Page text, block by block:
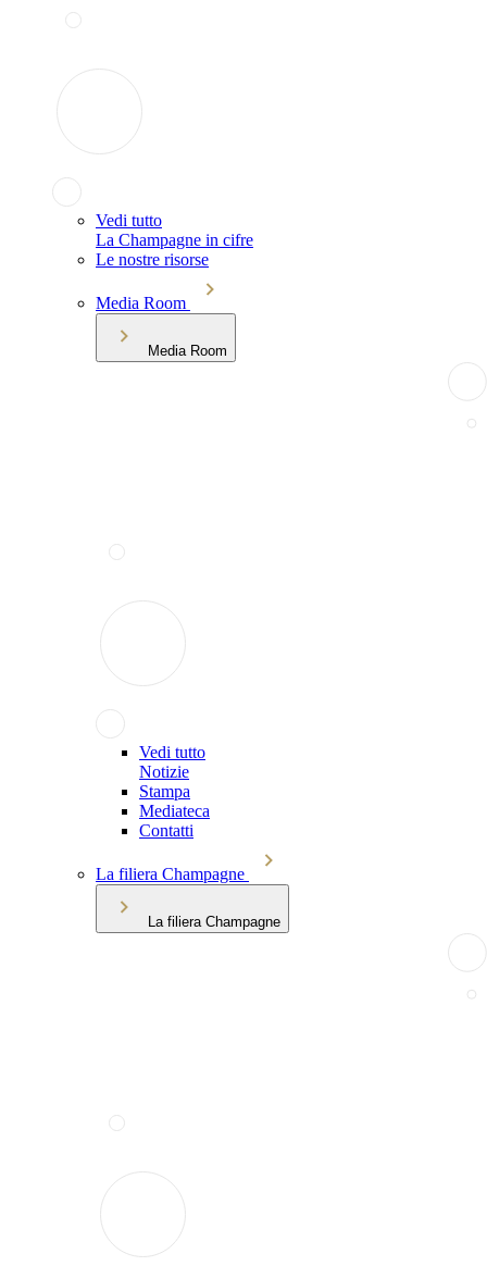
Vedi tutto
La Champagne in cifre
Le nostre risorse
Media Room
Media Room
Vedi tutto
Notizie
Stampa
Mediateca
Contatti
La filiera Champagne
La filiera Champagne